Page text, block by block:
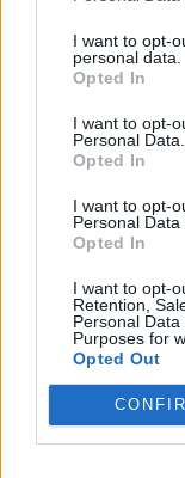
I want to opt-
personal data.
Opted In
I want to opt-
Personal Data.
Opted In
I want to opt-
Personal Data
Opted In
I want to opt-
Retention,
Personal
Purposes for
Opted Out
Produção
novo sinal
VIRGILIO MACHADO